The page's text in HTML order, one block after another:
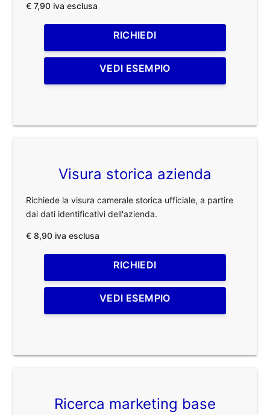
€ 7,90 iva esclusa
RICHIEDI
VEDI ESEMPIO
Visura storica azienda
Richiede la visura camerale storica ufficiale, a partire
dai dati identificativi dell'azienda.
€ 8,90 iva esclusa
RICHIEDI
VEDI ESEMPIO
Ricerca marketing base